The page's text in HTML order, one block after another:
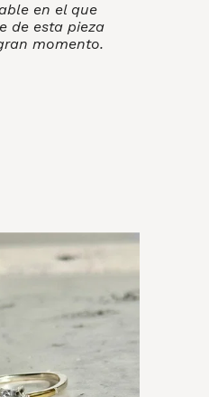
en el que
de esta pieza
momento.